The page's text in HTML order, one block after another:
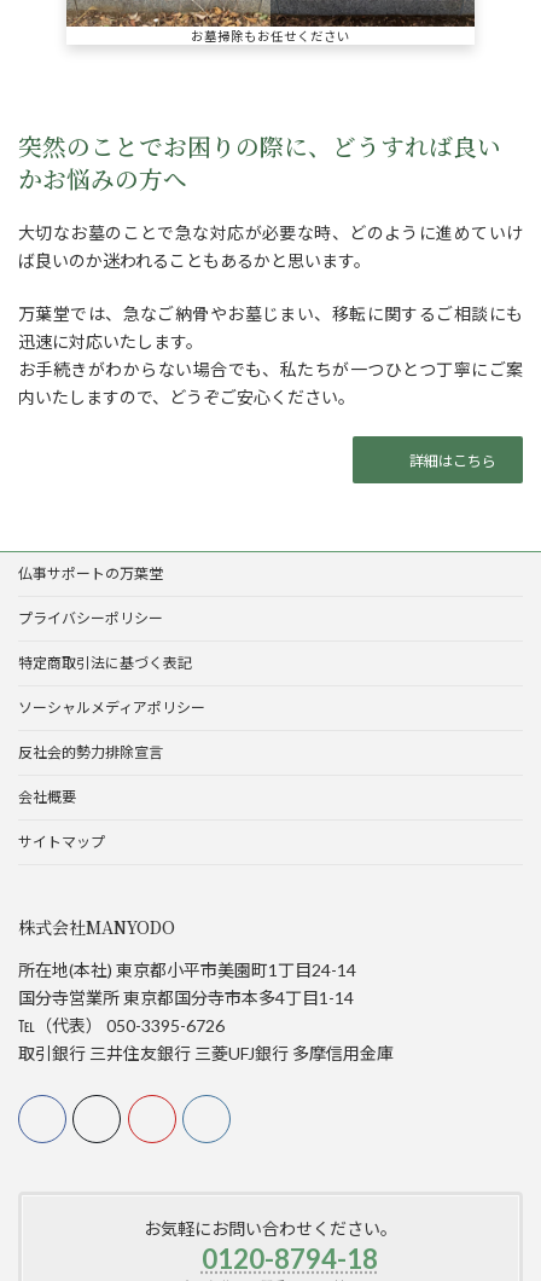
お墓掃除もお任せください
突然のことでお困りの際に、どうすれば良い
かお悩みの方へ
大切なお墓のことで急な対応が必要な時、どのように進めていけ
ば良いのか迷われることもあるかと思います。
万葉堂では、急なご納骨やお墓じまい、移転に関するご相談にも
迅速に対応いたします。
お手続きがわからない場合でも、私たちが一つひとつ丁寧にご案
内いたしますので、どうぞご安心ください。
詳細はこちら
仏事サポートの万葉堂
プライバシーポリシー
特定商取引法に基づく表記
ソーシャルメディアポリシー
反社会的勢力排除宣言
会社概要
サイトマップ
株式会社MANYODO
所在地(本社) 東京都小平市美園町1丁目24-14
国分寺営業所 東京都国分寺市本多4丁目1-14
℡（代表） 050-3395-6726
取引銀行 三井住友銀行 三菱UFJ銀行 多摩信用金庫
お気軽にお問い合わせください。
0120-8794-18